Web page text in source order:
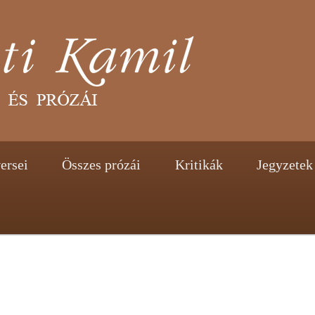
Összes prózái Kritikák Jegyzetek